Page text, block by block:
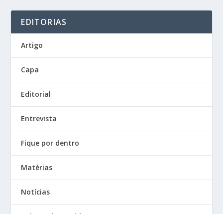
EDITORIAS
Artigo
Capa
Editorial
Entrevista
Fique por dentro
Matérias
Notícias